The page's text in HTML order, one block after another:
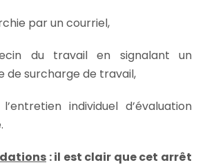
par un courriel,
du travail en signalant un
de surcharge de travail,
individuel d’évaluation
: il est clair que cet arrêt